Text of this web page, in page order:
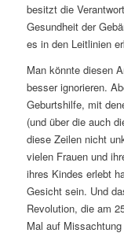
besitzt die
Gesundheit der
es in den Leitlinien
Man könnte diesen
besser ignorieren.
Geburtshilfe, mit
(und über die auch
diese Zeilen nicht
vielen Frauen und
ihres Kindes erlebt
Gesicht sein. Und
Revolution, die am
Mal auf